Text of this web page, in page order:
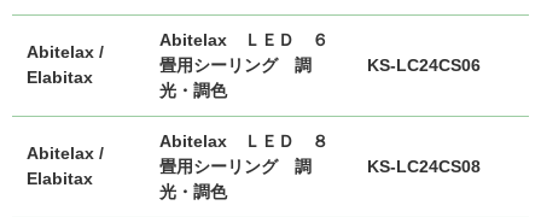
Abitelax /
Elabitax
Abitelax ＬＥＤ ６
畳用シーリング 調
光・調色
KS-LC24CS06
Abitelax /
Elabitax
Abitelax ＬＥＤ ８
畳用シーリング 調
光・調色
KS-LC24CS08